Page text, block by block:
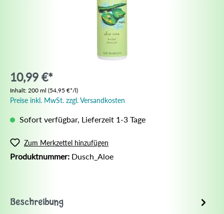
10,99 €*
Inhalt: 200 ml (54,95 €*/l)
Preise inkl. MwSt. zzgl. Versandkosten
Sofort verfügbar, Lieferzeit 1-3 Tage
Zum Merkzettel hinzufügen
Produktnummer: Dusch_Aloe
Beschreibung